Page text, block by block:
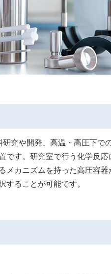
究や開発、高温・高圧下で
です。研究室で行う化学反
メカニズムを持った高圧容器
することが可能です。